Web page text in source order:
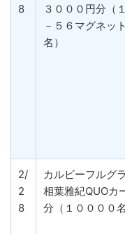
8
３０００円分（
－５６マグネッ
名）
2/
2
8
カルビーフルグ
相葉雅紀QUOカ
分（１００００名